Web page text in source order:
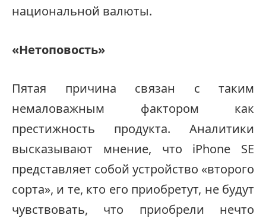
национальной валюты.
«Нетоповость»
Пятая причина связан с таким
немаловажным фактором как
престижность продукта. Аналитики
высказывают мнение, что iPhone SE
представляет собой устройство «второго
сорта», и те, кто его приобретут, не будут
чувствовать, что приобрели нечто